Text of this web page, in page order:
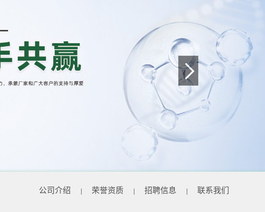
公司介绍 荣誉资质 招聘信息 联系我们